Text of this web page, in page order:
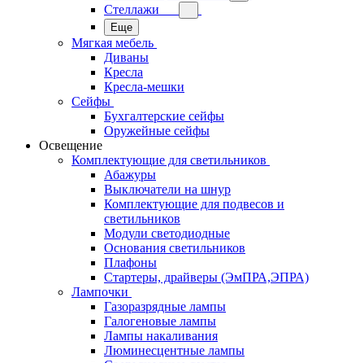
Стеллажи
Еще
Мягкая мебель
Диваны
Кресла
Кресла-мешки
Сейфы
Бухгалтерские сейфы
Оружейные сейфы
Освещение
Комплектующие для светильников
Абажуры
Выключатели на шнур
Комплектующие для подвесов и
светильников
Модули светодиодные
Основания светильников
Плафоны
Стартеры, драйверы (ЭмПРА,ЭПРА)
Лампочки
Газоразрядные лампы
Галогеновые лампы
Лампы накаливания
Люминесцентные лампы